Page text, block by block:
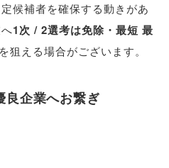
候補者を確保する動きがあ
1次 / 2選考は免除・最短 最
狙える場合がございます。
良企業へお繋ぎ